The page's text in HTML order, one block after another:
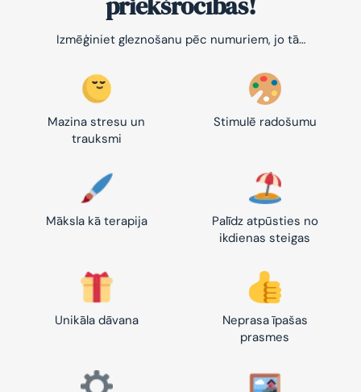
Izmēģiniet gleznošanu pēc numuriem, jo tā…
Mazina stresu un
trauksmi
Stimulē radošumu
Māksla kā terapija
Palīdz atpūsties no
ikdienas steigas
Unikāla dāvana
Neprasa īpašas
prasmes